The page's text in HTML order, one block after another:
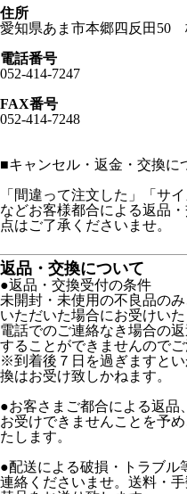
住所
愛知県あま市本郷四反田50
電話番号
052-414-7247
FAX番号
052-414-7248
■キャンセル・返金・交換に
「間違って注文した」「サ
などお客様都合による返品
点はご了承くださいませ。
返品・交換について
●返品・交換受付の条件
未開封・未使用の不良品の
いただいた場合にお受けいた
電話でのご連絡なき場合の
することができませんのでご
※到着後７日を過ぎますと
換はお受け致しかねます。
●お客さまご都合による返品
お受けできませんことを予
たします。
●配送による破損・トラブル
連絡くださいませ。送料・